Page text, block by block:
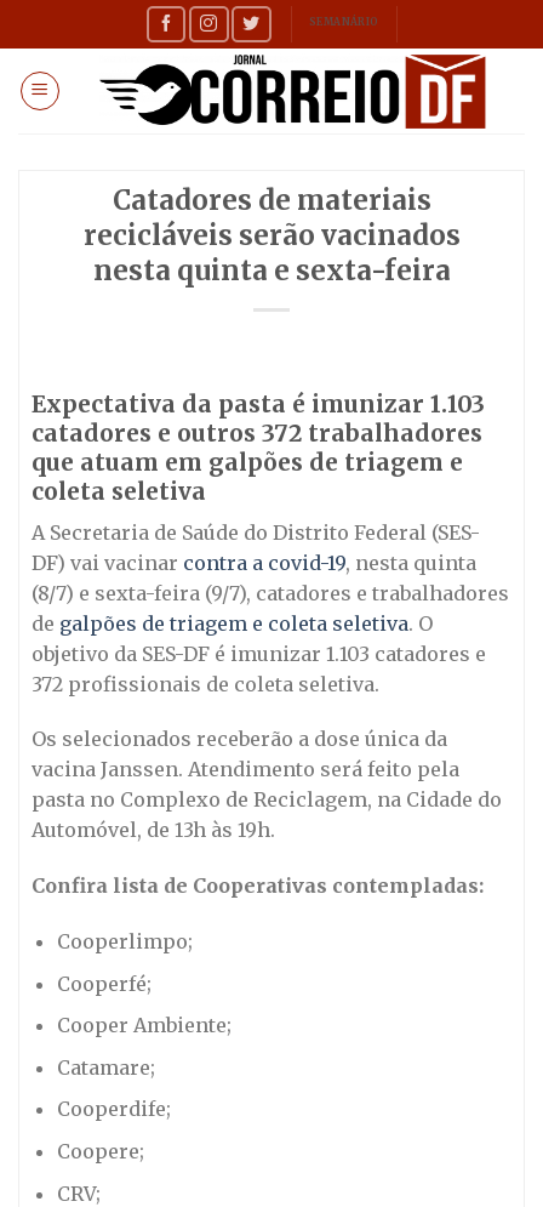
to
content
SEMANÁRIO
Catadores de materiais
recicláveis serão vacinados
nesta quinta e sexta-feira
Expectativa da pasta é imunizar 1.103
catadores e outros 372 trabalhadores
que atuam em galpões de triagem e
coleta seletiva
A Secretaria de Saúde do Distrito Federal (SES-
DF) vai vacinar contra a covid-19, nesta quinta
(8/7) e sexta-feira (9/7), catadores e trabalhadores
de galpões de triagem e coleta seletiva. O
objetivo da SES-DF é imunizar 1.103 catadores e
372 profissionais de coleta seletiva.
Os selecionados receberão a dose única da
vacina Janssen. Atendimento será feito pela
pasta no Complexo de Reciclagem, na Cidade do
Automóvel, de 13h às 19h.
Confira lista de Cooperativas contempladas:
Cooperlimpo;
Cooperfé;
Cooper Ambiente;
Catamare;
Cooperdife;
Coopere;
CRV;